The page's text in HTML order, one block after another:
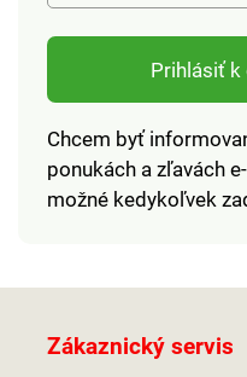
Prihlásiť k
Chcem byť
ponukách a zľavách
možné kedykoľvek
Zákaznický servis